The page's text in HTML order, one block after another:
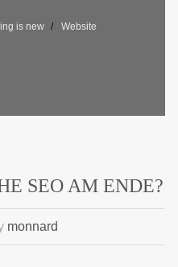
is new Website
SEO AM ENDE?
monnard